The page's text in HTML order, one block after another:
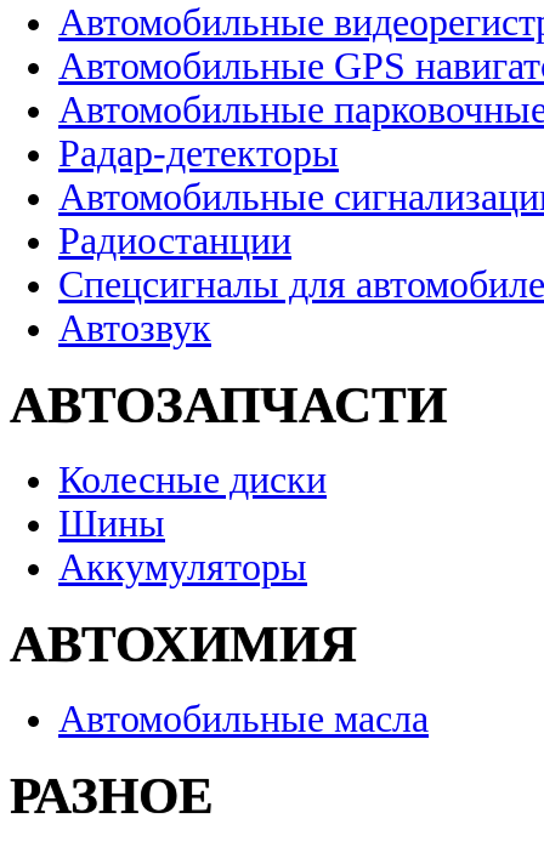
Автомобильные
Автомобильные GPS
Автомобильные
Радар-детекторы
Автомобильные
Радиостанции
Спецсигналы для
Автозвук
АВТОЗАПЧАСТИ
Колесные диски
Шины
Аккумуляторы
АВТОХИМИЯ
Автомобильные масла
РАЗНОЕ